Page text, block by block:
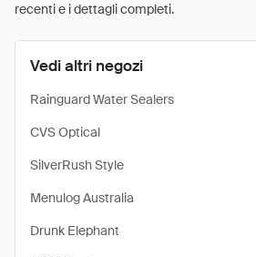
recenti e i dettagli completi.
Vedi altri negozi
Rainguard Water Sealers
CVS Optical
SilverRush Style
Menulog Australia
Drunk Elephant